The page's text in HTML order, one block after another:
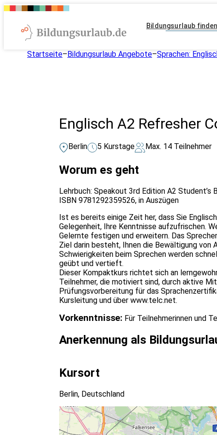
Bildungsurlaub finden
Startseite–Bildungsurlaub Angebote–Sprachen:
Englisch A2 Refresher
Berlin 5 Kurstage Max. 14 Teilnehmer
Worum es geht
Lehrbuch: Speakout 3rd Edition A2
ISBN 9781292359526, in Auszügen
Ist es bereits einige Zeit her, dass Sie
Gelegenheit, Ihre Kenntnisse aufzufrischen.
Gelernte festigen und erweitern. Das
Ziel darin besteht, Ihnen die Bewältigung von
Schwierigkeiten beim Sprechen werden
geübt und vertieft.
Dieser Kompaktkurs richtet sich an
Teilnehmer, die motiviert sind, durch aktive
Prüfungsvorbereitung für das
Kursleitung und über www.telc.net.
Vorkenntnisse: Für Teilnehmerinnen und
Anerkennung als
Kursort
Berlin, Deutschland